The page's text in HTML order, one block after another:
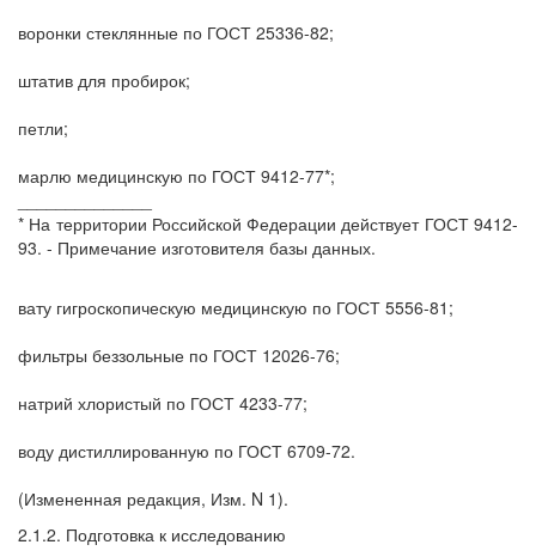
воронки стеклянные по ГОСТ 25336-82;
штатив для пробирок;
петли;
марлю медицинскую по ГОСТ 9412-77*;
* На территории Российской Федерации действует ГОСТ 9412-
93. - Примечание изготовителя базы данных.
вату гигроскопическую медицинскую по ГОСТ 5556-81;
фильтры беззольные по ГОСТ 12026-76;
натрий хлористый по ГОСТ 4233-77;
воду дистиллированную по ГОСТ 6709-72.
(Измененная редакция, Изм. N 1).
2.1.2. Подготовка к исследованию